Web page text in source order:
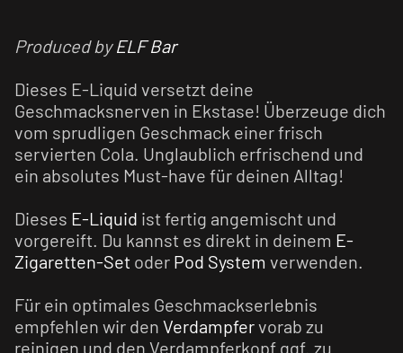
Produced byELF Bar
Dieses E-Liquid versetzt deine
Geschmacksnerven in Ekstase! Überzeuge dich
vom sprudligen Geschmack einer frisch
servierten Cola. Unglaublich erfrischend und
ein absolutes Must-have für deinen Alltag!
Dieses E-Liquid ist fertig angemischt und
vorgereift. Du kannst es direkt in deinem E-
Zigaretten-Set oder Pod System verwenden.
Für ein optimales Geschmackserlebnis
empfehlen wir den Verdampfervorab zu
reinigen und den Verdampferkopf ggf. zu